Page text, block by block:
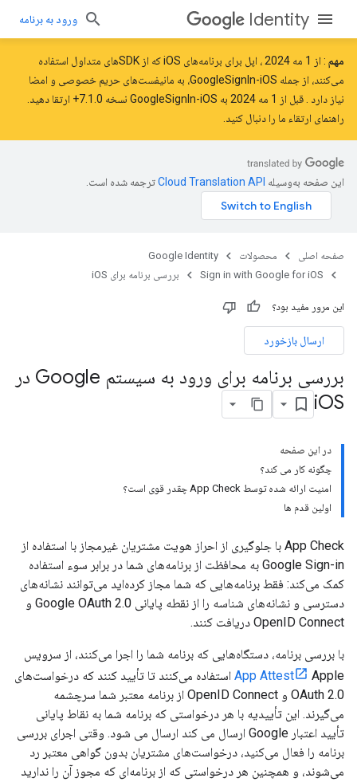
Identity ورود به برنامه
مهم : از 1 مه 2024
، اپل برای برنامه‌های iOS که از SDK‌های متداول استفاده
می‌کنند، از جمله GoogleSignIn-iOS، به مانیفست‌های حریم خصوصی و امضا
نیاز دارد . قبل از 1 مه 2024 به GoogleSignIn-iOS نسخه 7.1.0+ ارتقا دهید.
راهنمای ارتقاء ما را دنبال کنید.
این صفحه به‌وسیله ترجمه شده است.
صفحه اصلی محصولات
Google Identity
Sign in with Google for iOS
بررسی برنامه برای iOS
این مرور مفید بود؟
ارسال بازخورد
بررسی برنامه برای ورود به سیستم Google در
iOS
در این صفحه
چگونه کار می کند؟
امنیت ارائه شده توسط App Check چقدر قوی است؟
اولین قدم ها
App Check با جلوگیری از احراز هویت مشتریان غیرمجاز با استفاده از
Google Sign-in به محافظت از برنامه‌های شما در برابر سوء استفاده
کمک می‌کند: فقط برنامه‌هایی که شما مجاز کرده‌اید می‌توانند نشانه‌های
دسترسی و نشانه‌های شناسه را از نقطه پایانی Google OAuth 2.0 و
OpenID Connect دریافت کنند.
با بررسی برنامه، دستگاه‌هایی که برنامه شما را اجرا می‌کنند، از سرویس
App Attest Apple استفاده می‌کنند تا تأیید کنند که درخواست‌های
OAuth 2.0 و OpenID Connect از برنامه معتبر شما سرچشمه
می‌گیرند. این تأییدیه با هر درخواستی که برنامه شما به نقاط پایانی
تأیید اعتبار Google ارسال می کند ارسال می شود. وقتی اجرای بررسی
برنامه را فعال می‌کنید، درخواست‌های مشتریان بدون گواهی معتبر رد
می‌شوند، و همچنین هر درخواستی که از برنامه‌ای که مجوز آن را ندارید